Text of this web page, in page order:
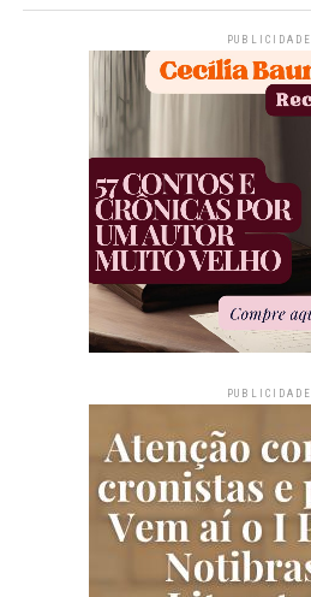
PUBLICIDADE
PUBLICIDADE